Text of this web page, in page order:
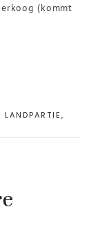
(kommt
,